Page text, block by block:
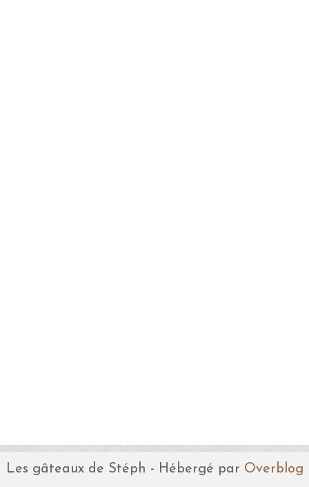
Les gâteaux de Stéph - Hébergé par Overblog